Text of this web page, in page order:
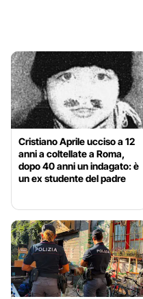
Cristiano Aprile ucciso a 12
anni a coltellate a Roma,
dopo 40 anni un indagato: è
un ex studente del padre